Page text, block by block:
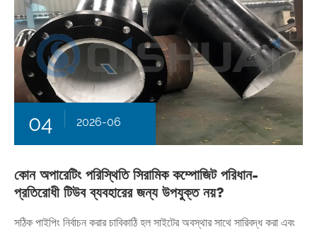
04 2026-06
কোন অপারেটিং পরিস্থিতি সিরামিক কম্পোজিট পরিধান-
প্রতিরোধী টিউব ব্যবহারের জন্য উপযুক্ত নয়?
সঠিক পাইপিং নির্বাচন করার চাবিকাঠি হল সাইটের অবস্থার সাথে সারিবদ্ধ করা এবং